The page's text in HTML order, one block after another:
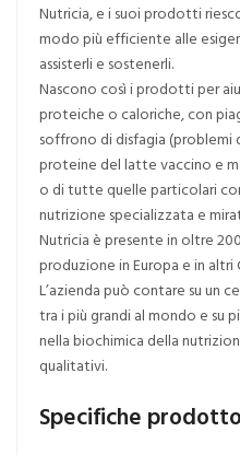
Nutricia, e i suoi prodotti
modo più efficiente alle
assisterli e sostenerli.
Nascono così i prodotti per
proteiche o caloriche, con
soffrono di disfagia (problemi
proteine del latte vaccino e
o di tutte quelle particolari
nutrizione specializzata e
Nutricia è presente in oltre
produzione in Europa e in altri
L’azienda può contare su un
tra i più grandi al mondo e su
nella biochimica della
qualitativi.
Specifiche prodotto